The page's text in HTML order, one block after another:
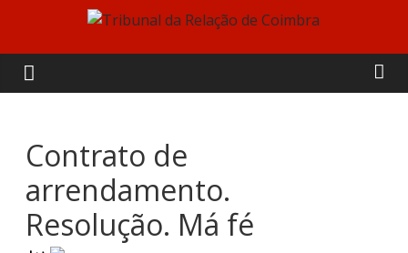
content
Tribunal
da
Relação
de
Contrato de
arrendamento.
Resolução. Má fé